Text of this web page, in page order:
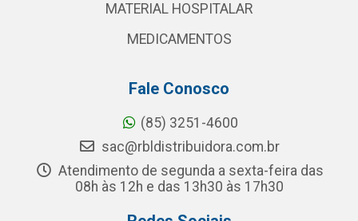
MATERIAL HOSPITALAR
MEDICAMENTOS
Fale Conosco
(85) 3251-4600
sac@rbldistribuidora.com.br
Atendimento de segunda a sexta-feira das
08h às 12h e das 13h30 às 17h30